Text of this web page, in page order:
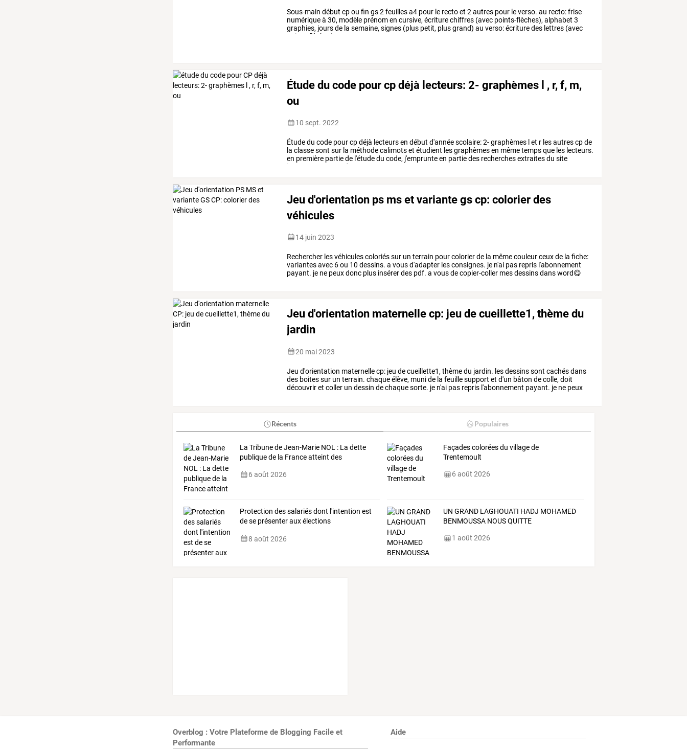
Sous-main début cpou fin gs2 feuillesa4 pour le rectoet 2 autres pour leverso. au recto:frise
numériqueà 30, modèle prénomen cursive, écriturechiffres (avec points-flèches), alphabet 3
graphies, joursde la semaine, signes (plus petit, plusgrand) au verso:écrituredes lettres (avec
points-flèches),
Étude du code pour cp déjà lecteurs: 2- graphèmes l , r, f, m,
ou
10 sept. 2022
Étudedu code pourcpdéjà lecteursen début d'annéescolaire:2-graphèmes et r lesautrescpde
la classesont sur la méthodecalimotset étudient lesgraphèmesen mêmetempsque les lecteurs.
en première partiede l'étudedu code, j'emprunteen partiedes recherchesextraitesdu site
ipotame,
seconde
Jeu d'orientation ps ms et variante gs cp: colorier des
véhicules
14 juin 2023
Rechercher les véhicules coloriés sur un terrain pour colorier de la même couleur ceux de la fiche:
variantes avec 6 ou 10 dessins. a vous d'adapter les consignes. je n'ai pas repris l'abonnement
payant. je ne peux donc plus insérer des pdf. a vous de copier-coller mes dessins dans word😋
Jeu d'orientation maternelle cp: jeu de cueillette1, thème du
jardin
20 mai 2023
Jeu d'orientation maternellecp: jeu decueillette1, thèmedu jardin. lesdessinssont cachésdans
des boitessur un terrain. chaqueélève, munide la feuillesupport et d'un bâton decolle, doit
découvriret coller un dessin dechaquesorte. je n'ai pas repris l'abonnement payant. je ne peux
Récents Populaires
La TribunedeJean-MarieNOL:La dette
publiquedela Franceatteint des
6 août 2026
Façades colorées du village de
Trentemoult
6 août 2026
Protection dessalariésdont l'intention est
deseprésenterauxélections
8 août 2026
UN GRAND LAGHOUATI HADJ MOHAMED
BENMOUSSA NOUS QUITTE
1 août 2026
Overblog : Votre Plateforme de Blogging Facile et
Performante
Aide